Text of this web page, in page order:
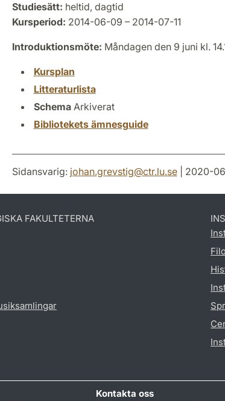
Studiesätt: heltid, dagtid
Kursperiod: 2014-06-09 – 2014-07-11
Introduktionsmöte: Måndagen den 9 juni kl.
Kursplan
Litteraturlista
Schema Arkiverat
Bibliotekets ämnesguide
Sidansvarig: johan.grevstig@ctr.lu.se| 2020-
FAKULTETERNA
Kontakta oss